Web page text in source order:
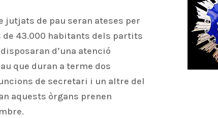
jutjats de pau seran ateses per
43.000 habitants dels partits
d’una atenció
que duran a terme dos
de secretari i un altre del
aquests òrgans prenen